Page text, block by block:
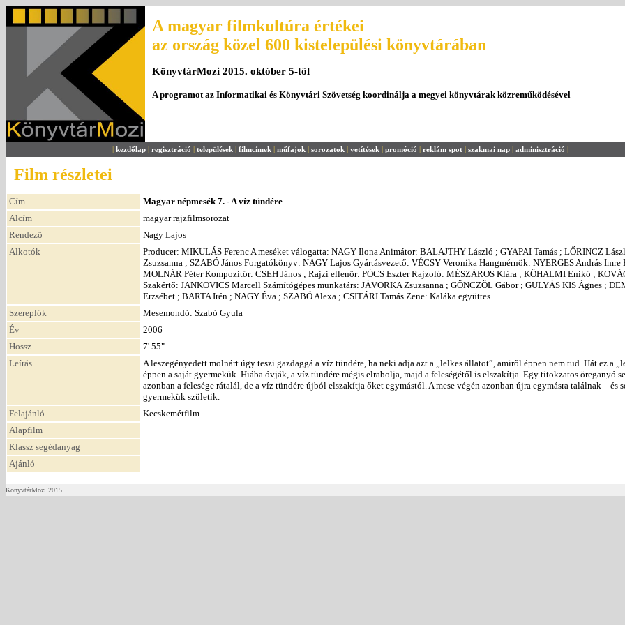
A magyar filmkultúra értékei
az ország közel 600 kistelepülési könyvtárában
KönyvtárMozi 2015. október 5-től
A programot az Informatikai és Könyvtári Szövetség koordinálja a megyei könyvtárak közreműködésével
| kezdőlap | regisztráció | települések | filmcímek | műfajok | sorozatok | vetítések | promóció | reklám spot | szakmai nap | adminisztráció |
Film részletei
Cím
Magyar népmesék 7. - A víz tündére
Alcím
magyar rajzfilmsorozat
Rendező
Nagy Lajos
Alkotók
Producer: MIKULÁS Ferenc A meséket válogatta: NAGY Ilona Animátor: BALAJTHY László ; GYAPAI Tamás ; LŐRINCZ
Zsuzsanna ; SZABÓ János Forgatókönyv: NAGY Lajos Gyártásvezető: VÉCSY Veronika Hangmérnök: NYERGES András Imre
MOLNÁR Péter Kompozitőr: CSEH János ; Rajzi ellenőr: PÓCS Eszter Rajzoló: MÉSZÁROS Klára ; KŐHALMI Enikő ;
Szakértő: JANKOVICS Marcell Számítógépes munkatárs: JÁVORKA Zsuzsanna ; GÖNCZÖL Gábor ; GULYÁS KIS Ágnes ;
Erzsébet ; BARTA Irén ; NAGY Éva ; SZABÓ Alexa ; CSITÁRI Tamás Zene: Kaláka együttes
Szereplők
Mesemondó: Szabó Gyula
Év
2006
Hossz
7' 55"
Leírás
A leszegényedett molnárt úgy teszi gazdaggá a víz tündére, ha neki adja azt a „lelkes állatot”, amiről éppen nem tud. Hát ez a
éppen a saját gyermekük. Hiába óvják, a víz tündére mégis elrabolja, majd a feleségétől is elszakítja. Egy titokzatos öreganyó
azonban a felesége rátalál, de a víz tündére újból elszakítja őket egymástól. A mese végén azonban újra egymásra találnak – és
gyermekük születik.
Felajánló
Kecskemétfilm
Alapfilm
Klassz segédanyag
Ajánló
KönyvtárMozi 2015